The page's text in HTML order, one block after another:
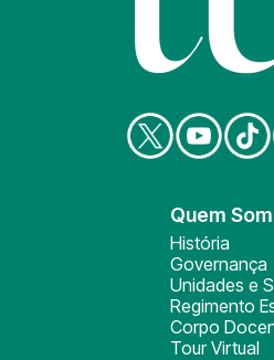
Quem
História
Governança
Unidades e
Regimento
Corpo
Tour Virtual